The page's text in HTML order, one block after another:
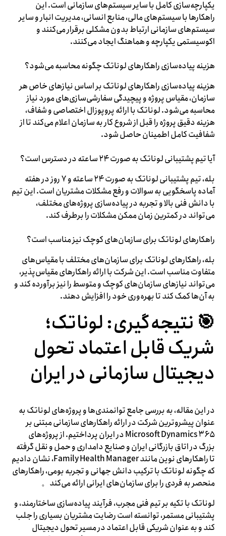
یکپارچه‌سازی کامل با سایر سیستم‌های سازمانی است. این
راهکارها با سیستم‌های مالی، منابع انسانی، مدیریت انبار و سایر
سیستم‌های سازمانی ارتباط بدون مشکلی برقرار می‌کنند و
اکوسیستمی یکپارچه و هماهنگ ایجاد می‌کنند.
هزینه پیاده‌سازی راهکارهای لوناتک چگونه محاسبه می‌شود؟
هزینه پیاده‌سازی راهکارهای لوناتک بر اساس نیازهای خاص هر
سازمان، مقیاس پروژه و پیچیدگی سفارشی‌سازی‌های مورد نیاز
محاسبه می‌شود. لوناتک با ارائه پروپوزال اختصاصی و شفاف،
هزینه دقیق پروژه را قبل از شروع کار به سازمان اعلام می‌کند تا از
شفافیت کامل اطمینان حاصل شود.
آیا تیم پشتیبانی لوناتک به صورت ۲۴ ساعته در دسترس است؟
بله، تیم پشتیبانی لوناتک به صورت ۲۴ ساعته و ۷ روز در هفته
آماده پاسخگویی به سوالات و رفع مشکلات مشتریان است. این تیم
با دانش فنی بالا و تجربه در پیاده‌سازی پروژه‌های مختلف،
می‌تواند در کمترین زمان ممکن مشکلات را برطرف کند.
راهکارهای لوناتک برای سازمان‌های کوچک نیز مناسب است؟
بله، راهکارهای لوناتک برای سازمان‌های مختلف با مقیاس‌های
متفاوت مناسب است. این شرکت با ارائه راهکارهای مقیاس‌پذیر،
می‌تواند نیازهای سازمان‌های کوچک و متوسط را نیز برآورده کند و
به آن‌ها کمک کند تا بهره‌وری خود را افزایش دهند.
🎯 نتیجه‌گیری: لوناتک؛
شریک قابل اعتماد تحول
دیجیتال سازمانی در ایران
در این مقاله، به بررسی جامع توانمندی‌ها و پروژه‌های لوناتک به
عنوان پیشروترین شرکت در ارائه راهکارهای سازمانی مبتنی بر
Microsoft Dynamics ۳۶۵ در ایران پرداختیم. از پروژه‌های
بزرگ در اتاق بازرگانی ایران و صنایع دامداری و حمل و نقل گرفته
تا راهکارهای نوین مانند Family Health Manager، نشان دادیم
که چگونه لوناتک با ترکیب دانش جهانی و تجربه بومی، راهکارهای
منحصر به فردی را برای سازمان‌های ایرانی ارائه می‌کند。
لوناتک با تکیه بر تیم فنی مجرب، فرآیند پیاده‌سازی ساختارمند، و
پشتیبانی مستمر، توانسته است رضایت مشتریان بسیاری را جلب
کند و به عنوان شریکی قابل اعتماد در مسیر تحول دیجیتال